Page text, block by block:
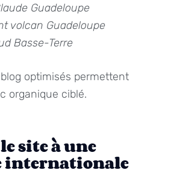
Guadeloupe
volcan Guadeloupe
Basse-Terre
optimisés permettent
organique ciblé.
site à une
internationale